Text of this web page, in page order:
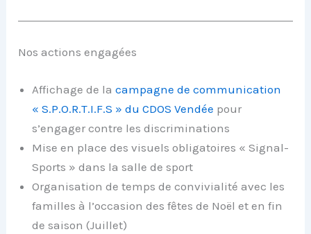
Nos actions engagées
Affichage de lacampagne de communication
« S.P.O.R.T.I.F.S » du CDOS Vendée pour
s’engager contre les discriminations
Mise en place des visuels obligatoires « Signal-
Sports » dans la salle de sport
Organisation de temps de convivialité avec les
familles à l’occasion des fêtes de Noël et en fin
de saison (Juillet)